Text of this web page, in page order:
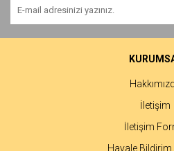
İletişim
İletişim
Havale